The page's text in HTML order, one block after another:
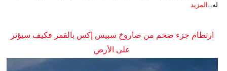
له...
المزيد
ارتطام جزء ضخم من صاروخ سبيس إكس بالقمر فكيف سيؤثر
على الأرض